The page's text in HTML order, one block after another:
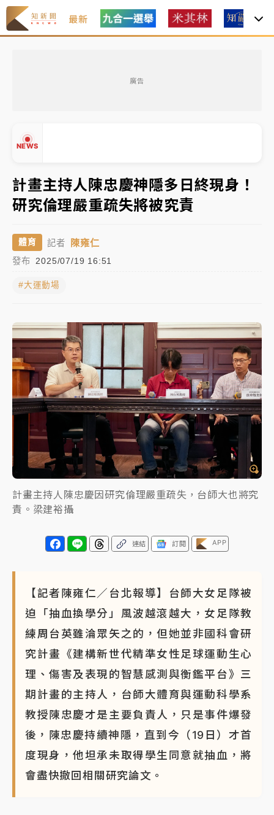
最新
廣告
NEWS
中颱白海豚環流掠北海！今明防劇烈降雨 東部高溫飆
38度
周末精選｜
慈濟遭詐10億完整始末曝！律師掮客大玩兩
面手法 郭台銘、蔡英文成關鍵
本周爆款短影音｜ 柯文哲帶電子手鐶拄拐杖現身／周玉
周末精選｜
任 預算難關如何解？
父親節玩樂園！六福村今明2天「爸爸免費」 遠雄海洋
買1送1
白海豚逼近！新北高灘地停車場下午4時強制拖吊 中午
開放水門周邊紅黃線停車
中颱白海豚環流掠北海！今明防劇烈降雨 東部高溫飆
38度
周末精選｜ 慈濟遭詐10億完整始末曝！律師掮客大玩兩
面手法 郭台銘、蔡英文成關鍵
本周爆款短影音｜ 柯文哲帶電子手鐶拄拐杖現身／周玉
蔻蔡玉真開撕爆料
任 預算難關如何解？
計畫主持人陳忠慶神隱多日終現身！
研究倫理嚴重疏失將被究責
體育 記者 陳雍仁
發布 2025/07/19 16:51
#大運動場
計畫主持人陳忠慶因研究倫理嚴重疏失，台師大也將究
責。梁建裕攝
連結 訂閱 APP
【記者陳雍仁／台北報導】台師大女足隊被
迫「抽血換學分」風波越滾越大，女足隊教
練周台英雖淪眾矢之的，但她並非國科會研
究計畫《建構新世代精準女性足球運動生心
理、傷害及表現的智慧感測與衡鑑平台》三
期計畫的主持人，台師大體育與運動科學系
教授陳忠慶才是主要負責人，只是事件爆發
後，陳忠慶持續神隱，直到今（19日）才首
度現身，他坦承未取得學生同意就抽血，將
會盡快撤回相關研究論文。